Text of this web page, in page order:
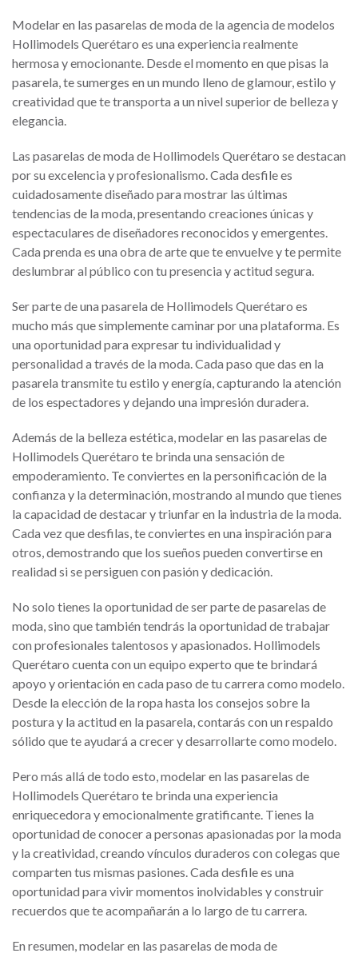
Modelar en las pasarelas de moda de la agencia de modelos
Hollimodels Querétaro es una experiencia realmente
hermosa y emocionante. Desde el momento en que pisas la
pasarela, te sumerges en un mundo lleno de glamour, estilo y
creatividad que te transporta a un nivel superior de belleza y
elegancia.
Las pasarelas de moda de Hollimodels Querétaro se destacan
por su excelencia y profesionalismo. Cada desfile es
cuidadosamente diseñado para mostrar las últimas
tendencias de la moda, presentando creaciones únicas y
espectaculares de diseñadores reconocidos y emergentes.
Cada prenda es una obra de arte que te envuelve y te permite
deslumbrar al público con tu presencia y actitud segura.
Ser parte de una pasarela de Hollimodels Querétaro es
mucho más que simplemente caminar por una plataforma. Es
una oportunidad para expresar tu individualidad y
personalidad a través de la moda. Cada paso que das en la
pasarela transmite tu estilo y energía, capturando la atención
de los espectadores y dejando una impresión duradera.
Además de la belleza estética, modelar en las pasarelas de
Hollimodels Querétaro te brinda una sensación de
empoderamiento. Te conviertes en la personificación de la
confianza y la determinación, mostrando al mundo que tienes
la capacidad de destacar y triunfar en la industria de la moda.
Cada vez que desfilas, te conviertes en una inspiración para
otros, demostrando que los sueños pueden convertirse en
realidad si se persiguen con pasión y dedicación.
No solo tienes la oportunidad de ser parte de pasarelas de
moda, sino que también tendrás la oportunidad de trabajar
con profesionales talentosos y apasionados. Hollimodels
Querétaro cuenta con un equipo experto que te brindará
apoyo y orientación en cada paso de tu carrera como modelo.
Desde la elección de la ropa hasta los consejos sobre la
postura y la actitud en la pasarela, contarás con un respaldo
sólido que te ayudará a crecer y desarrollarte como modelo.
Pero más allá de todo esto, modelar en las pasarelas de
Hollimodels Querétaro te brinda una experiencia
enriquecedora y emocionalmente gratificante. Tienes la
oportunidad de conocer a personas apasionadas por la moda
y la creatividad, creando vínculos duraderos con colegas que
comparten tus mismas pasiones. Cada desfile es una
oportunidad para vivir momentos inolvidables y construir
recuerdos que te acompañarán a lo largo de tu carrera.
En resumen, modelar en las pasarelas de moda de